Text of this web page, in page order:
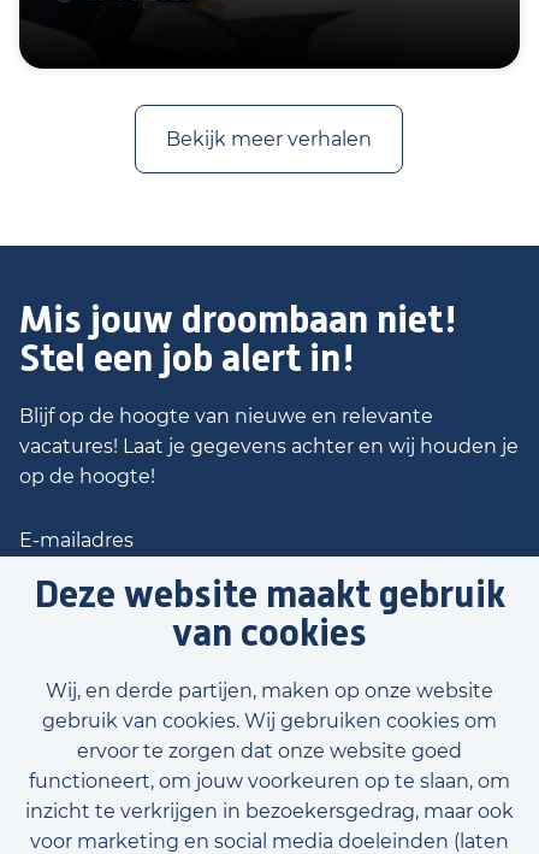
Deze website maakt gebruik
van cookies
Wij, en derde partijen, maken op onze website
gebruik van cookies. Wij gebruiken cookies om
ervoor te zorgen dat onze website goed
functioneert, om jouw voorkeuren op te slaan, om
inzicht te verkrijgen in bezoekersgedrag, maar ook
voor marketing en social media doeleinden (laten
Bekijk meer verhalen
Mis jouw droombaan niet!
Stel een job alert in!
Blijf op de hoogte van nieuwe en relevante
vacatures! Laat je gegevens achter en wij houden je
op de hoogte!
Stap 1/2: Stel job alert in